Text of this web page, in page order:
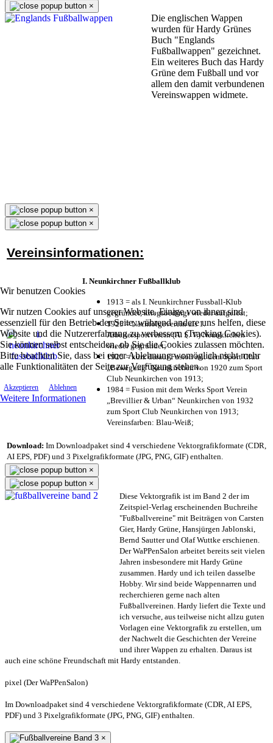
Wir benutzen Cookies
Wir nutzen Cookies auf unserer Website. Einige von ihnen sind
essenziell für den Betrieb der Seite, während andere uns helfen, diese
Website und die Nutzererfahrung zu verbessern (Tracking Cookies).
Sie können selbst entscheiden, ob Sie die Cookies zulassen möchten.
Bitte beachten Sie, dass bei einer Ablehnung womöglich nicht mehr
alle Funktionalitäten der Seite zur Verfügung stehen.
Akzeptieren Ablehnen
Weitere Informationen
×
Die englischen Wappen
wurden für Hardy Grünes
Buch "Englands
Fußballwappen" gezeichnet.
Ein weiteres Buch das Hardy
Grüne dem Fußball und vor
allem den damit verbundenen
Vereinswappen widmete.
×
×
Vereinsinformationen:
I. Neunkirchner Fußballklub
1913 = als I. Neunkirchner Fussball-Klub
gegründet, kriegsbedingt wieder aufgelöst;
1925 = Nachfolgeverein als 1.
Arbeitersportverein (A. S. V.) Neunkirchen
wieder gegründet;
1925 = kurz darauf Fusion mit dem Sport Club
„Bewegung“ Neunkirchen von 1920 zum Sport
Club Neunkirchen von 1913;
1984 = Fusion mit dem Werks Sport Verein
„Brevillier & Urban“ Neunkirchen von 1932
zum Sport Club Neunkirchen von 1913;
Vereinsfarben: Blau-Weiß;
Download: Im Downloadpaket sind 4 verschiedene Vektorgrafikformate (CDR,
AI EPS, PDF) und 3 Pixelgrafikformate (JPG, PNG, GIF) enthalten.
×
×
Diese Vektorgrafik ist im Band 2 der im
Zeitspiel-Verlag erscheinenden Buchreihe
"Fußballvereine" mit Beiträgen von Carsten
Gier, Hardy Grüne, Hansjürgen Jablonski,
Bernd Sautter und Olaf Wuttke erschienen.
Der WaPPenSalon arbeitet bereits seit vielen
Jahren insbesondere mit Hardy Grüne
zusammen. Hardy und ich teilen dasselbe
Hobby. Wir sind beide Wappennarren und
recherchieren gerne nach alten
Fußballvereinen. Hardy liefert die Texte und
ich versuche, aus teilweise nicht allzu guten
Vorlagen eine Vektorgrafik zu erstellen, um
der Nachwelt die Geschichten der Vereine
und ihrer Wappen zu erhalten. Daraus ist
auch eine schöne Freundschaft mit Hardy entstanden.
pixel (Der WaPPenSalon)
Im Downloadpaket sind 4 verschiedene Vektorgrafikformate (CDR, AI EPS,
PDF) und 3 Pixelgrafikformate (JPG, PNG, GIF) enthalten.
×